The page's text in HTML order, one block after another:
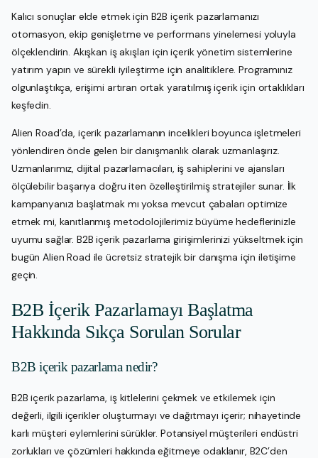
Kalıcı sonuçlar elde etmek için B2B içerik pazarlamanızı
otomasyon, ekip genişletme ve performans yinelemesi yoluyla
ölçeklendirin. Akışkan iş akışları için içerik yönetim sistemlerine
yatırım yapın ve sürekli iyileştirme için analitiklere. Programınız
olgunlaştıkça, erişimi artıran ortak yaratılmış içerik için ortaklıkları
keşfedin.
Alien Road’da, içerik pazarlamanın incelikleri boyunca işletmeleri
yönlendiren önde gelen bir danışmanlık olarak uzmanlaşırız.
Uzmanlarımız, dijital pazarlamacıları, iş sahiplerini ve ajansları
ölçülebilir başarıya doğru iten özelleştirilmiş stratejiler sunar. İlk
kampanyanızı başlatmak mı yoksa mevcut çabaları optimize
etmek mi, kanıtlanmış metodolojilerimiz büyüme hedeflerinizle
uyumu sağlar. B2B içerik pazarlama girişimlerinizi yükseltmek için
bugün Alien Road ile ücretsiz stratejik bir danışma için iletişime
geçin.
B2B İçerik Pazarlamayı Başlatma
Hakkında Sıkça Sorulan Sorular
B2B içerik pazarlama nedir?
B2B içerik pazarlama, iş kitlelerini çekmek ve etkilemek için
değerli, ilgili içerikler oluşturmayı ve dağıtmayı içerir; nihayetinde
karlı müşteri eylemlerini sürükler. Potansiyel müşterileri endüstri
zorlukları ve çözümleri hakkında eğitmeye odaklanır, B2C’den